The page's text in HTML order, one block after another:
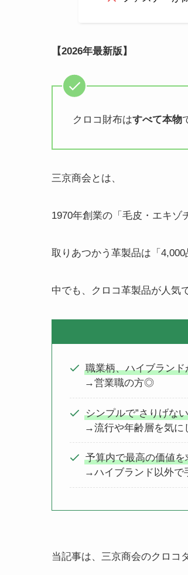
【2026年最新版】
クロコ財布はすべて本物
三京商会とは、
1970年創業の「毛皮・エキゾ
取りあつかう革製品は「
中でも、クロコ革製品が人気
職業柄、ハイブラン
→営業職の方◎
シンプルで”さりげな
→流行や年齢層を気
予算内で最高の価値を
→ハイブランド以外
当記事は、三京商会のクロコ